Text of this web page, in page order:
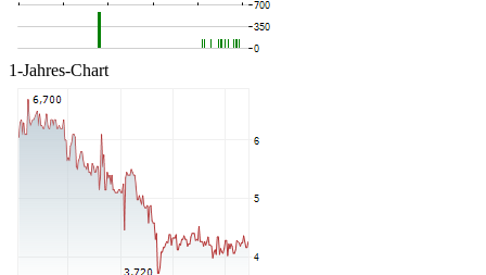
1-Jahres-Chart